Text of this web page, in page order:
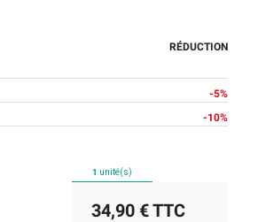
RÉDUCTION
-5%
-10%
1 unité(s)
34,90 €TTC